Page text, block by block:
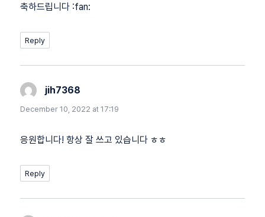
축하드립니다 :fan:
Reply
jih7368
December 10, 2022 at 17:19
응원합니다! 항상 잘 쓰고 있습니다 ㅎㅎ
Reply